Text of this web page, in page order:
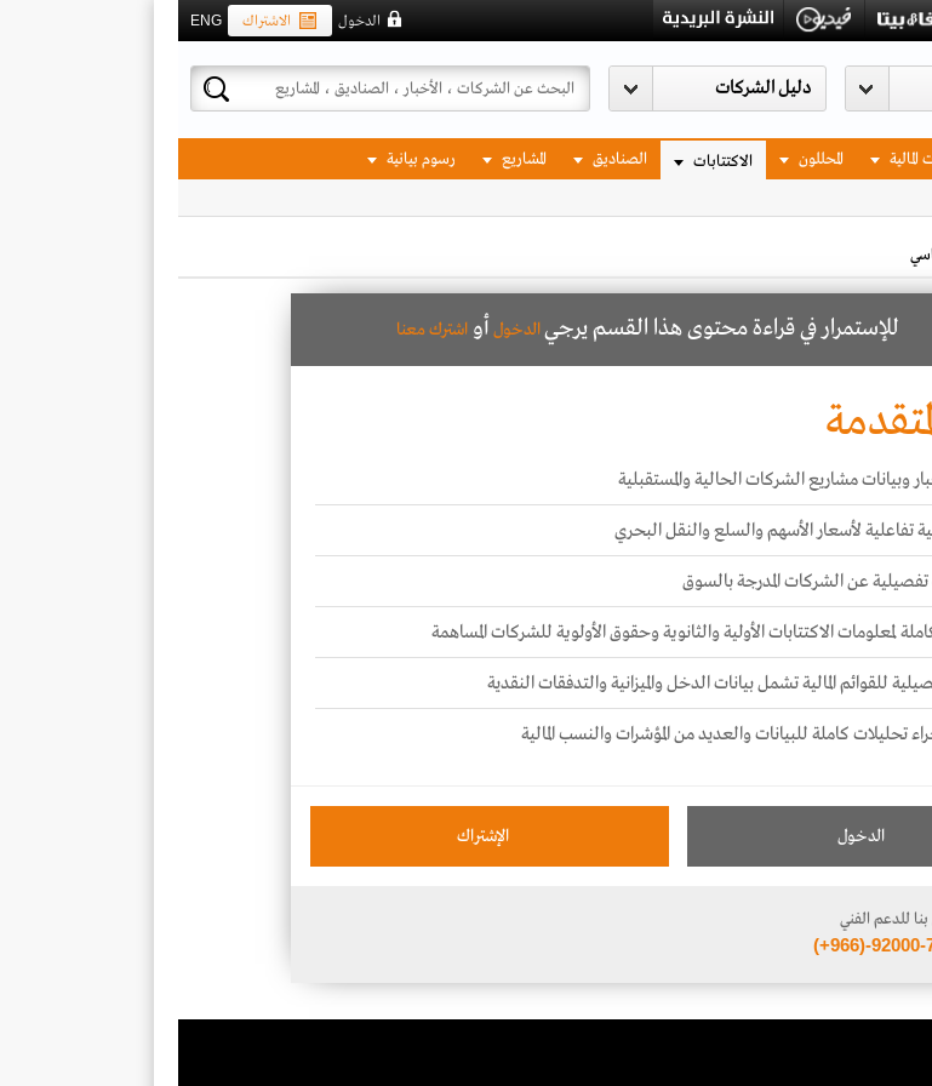
ENG الاشتراك الدخول
المالية المحللون الاكتتابات الصناديق المشاريع رسوم بيانية
للإستمرار في قراءة محتوى هذا القسم يرجيالدخول أو اشترك معنا
وبيانات مشاريع الشركات الحالية والمستقبلية
تفاعلية لأسعار الأسهم والسلع والنقل البحري
عن الشركات المدرجة بالسوق
لمعلومات الاكتتابات الأولية والثانوية وحقوق الأولوية للشركات المساهمة
للقوائم المالية تشمل بيانات الدخل والميزانية والتدفقات النقدية
تحليلات كاملة للبيانات والعديد من المؤشرات والنسب المالية
الدخول الإشتراك
للدعم الفني
(+966)-92000-